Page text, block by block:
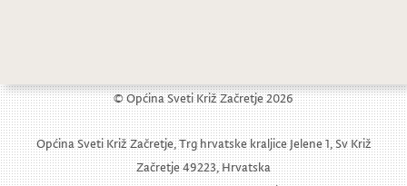
© Općina Sveti Križ Začretje 2026
Općina Sveti Križ Začretje, Trg hrvatske kraljice Jelene 1, Sv Križ
Začretje 49223, Hrvatska